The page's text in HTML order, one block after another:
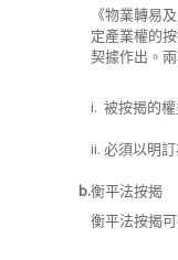
《物業轉易
定產業權的
契據作出。
i. 被按揭的
ii. 必須以明
b.衡平法按揭
衡平法按揭